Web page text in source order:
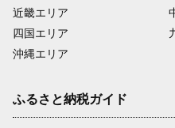
近畿エリア
四国エリア
沖縄エリア
ふるさと納税ガイド